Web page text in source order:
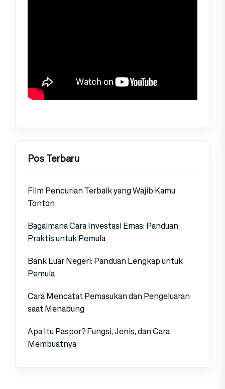
Pos Terbaru
Film Pencurian Terbaik yang Wajib Kamu
Tonton
Bagaimana Cara Investasi Emas: Panduan
Praktis untuk Pemula
Bank Luar Negeri: Panduan Lengkap untuk
Pemula
Cara Mencatat Pemasukan dan Pengeluaran
saat Menabung
Apa Itu Paspor? Fungsi, Jenis, dan Cara
Membuatnya